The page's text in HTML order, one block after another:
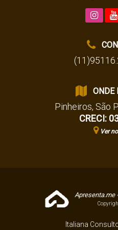
ONDE
Pinheiros, São
CRECI:
Ver
Apresenta.me
Italiana